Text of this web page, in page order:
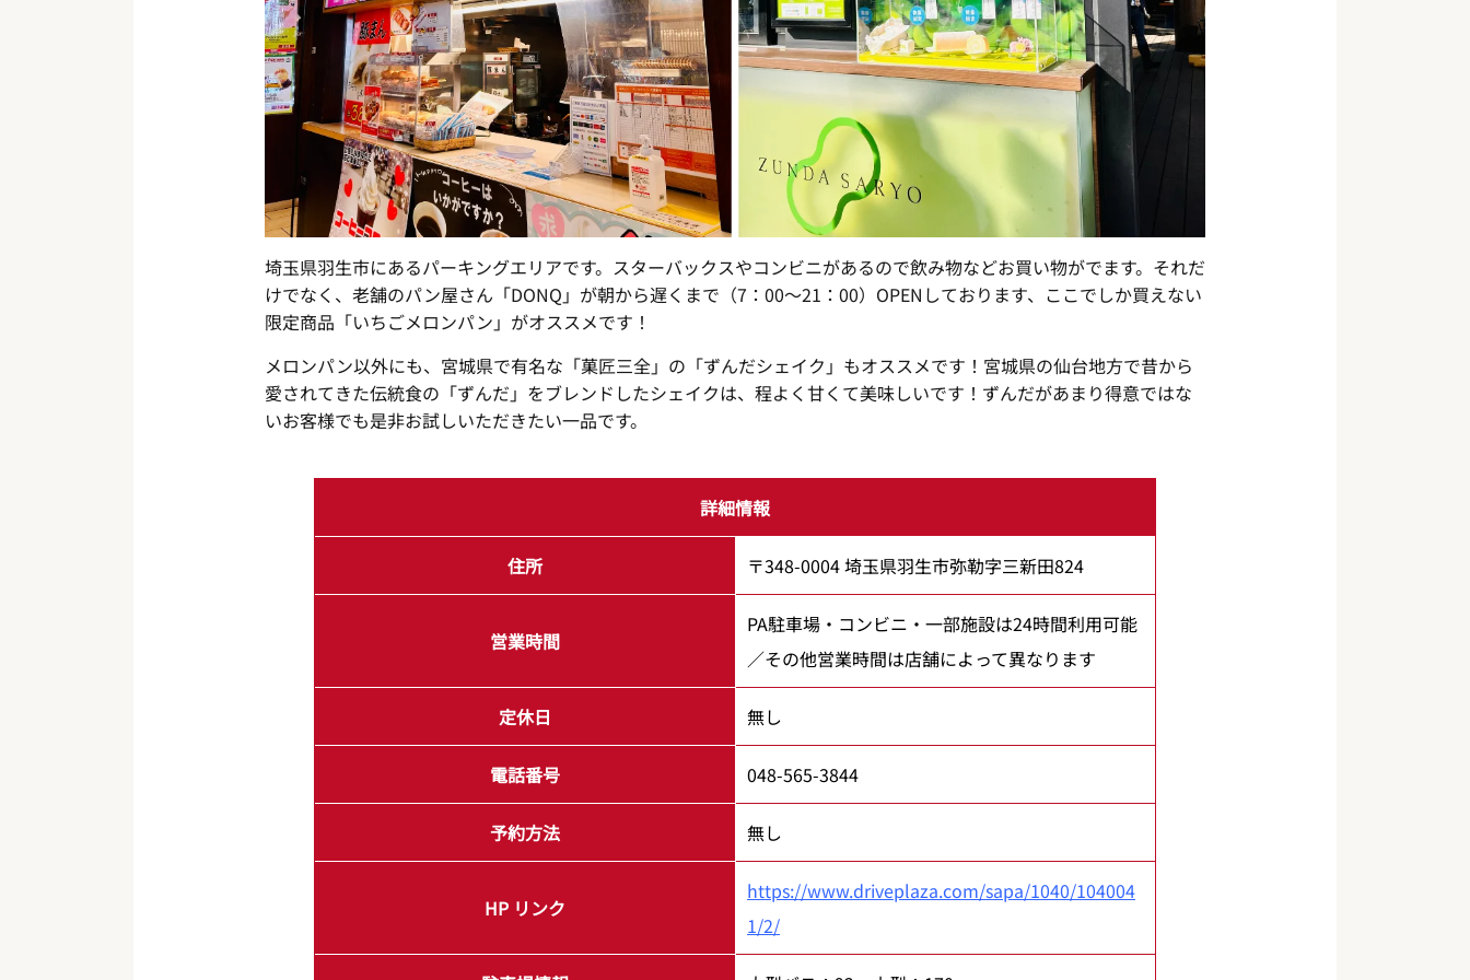
埼玉県羽生市にあるパーキングエリアです。スターバックスやコンビニがあるので飲み物などお買い物がでます。それだ
けでなく、老舗のパン屋さん「DONQ」が朝から遅くまで（7：00〜21：00）OPENしております、ここでしか買えない
限定商品「いちごメロンパン」がオススメです！
メロンパン以外にも、宮城県で有名な「菓匠三全」の「ずんだシェイク」もオススメです！宮城県の仙台地方で昔から
愛されてきた伝統食の「ずんだ」をブレンドしたシェイクは、程よく甘くて美味しいです！ずんだがあまり得意ではな
いお客様でも是非お試しいただきたい一品です。
詳細情報
住所 〒348-0004 埼玉県羽生市弥勒字三新田824
営業時間
PA駐車場・コンビニ・一部施設は24時間利用可能
／その他営業時間は店舗によって異なります
定休日 無し
電話番号 048-565-3844
予約方法 無し
HP リンク
https://www.driveplaza.com/sapa/1040/104004
1/2/